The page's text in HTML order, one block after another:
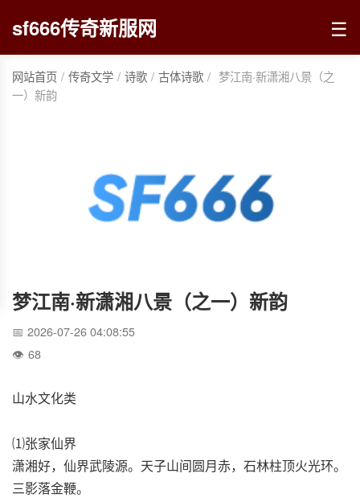
sf666传奇新服网 ☰
网站首页 / 传奇文学 / 诗歌 / 古体诗歌 / 梦江南·新潇湘八景（之
一）新韵
梦江南·新潇湘八景（之一）新韵
2026-07-26 04:08:55
68
山水文化类
⑴张家仙界
潇湘好，仙界武陵源。天子山间圆月赤，石林柱顶火光环。
三影落金鞭。